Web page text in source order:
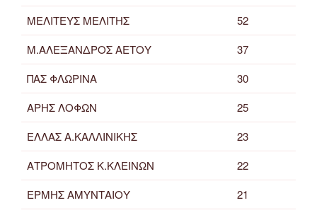
ΜΕΛΙΤΕΥΣ ΜΕΛΙΤΗΣ
52
Μ.ΑΛΕΞΑΝΔΡΟΣ ΑΕΤΟΥ
37
ΠΑΣ ΦΛΩΡΙΝΑ
30
ΑΡΗΣ ΛΟΦΩΝ
25
ΕΛΛΑΣ Α.ΚΑΛΛΙΝΙΚΗΣ
23
ΑΤΡΟΜΗΤΟΣ Κ.ΚΛΕΙΝΩΝ
22
ΕΡΜΗΣ ΑΜΥΝΤΑΙΟΥ
21